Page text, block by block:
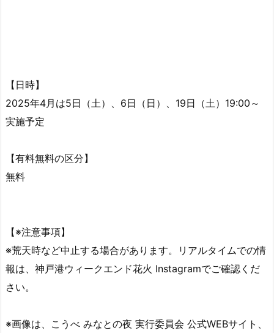
【日時】
2025年4月は5日（土）、6日（日）、19日（土）19:00～
実施予定
【有料無料の区分】
無料
【※注意事項】
※荒天時など中止する場合があります。リアルタイムでの情
報は、神戸港ウィークエンド花火 Instagramでご確認くだ
さい。
※画像は、こうべ みなとの夜 実行委員会 公式WEBサイト、